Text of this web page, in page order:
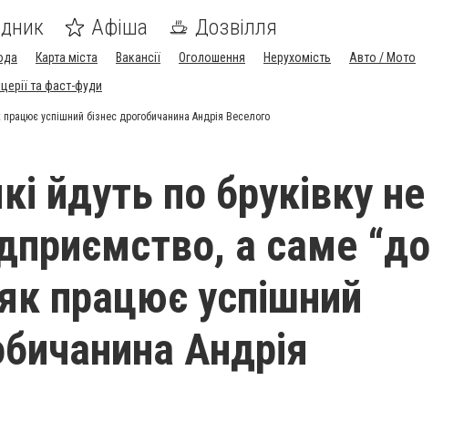
Афіша Дозвілля
Карта міста Вакансії Оголошення Нерухомість
Авто / Мото
та фаст-фуди
успішний бізнес дрогобичанина Андрія Веселого
йдуть по бруківку не
а саме “до
працює успішний
Андрія